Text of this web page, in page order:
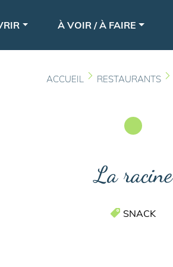
au
principal
À VOIR / À FAIRE
ACCUEIL RESTAURANTS
La racine
SNACK